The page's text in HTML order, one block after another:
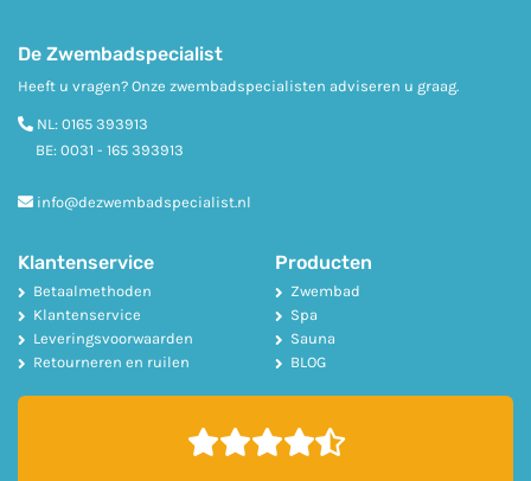
De Zwembadspecialist
Heeft u vragen? Onze zwembadspecialisten adviseren u graag.
NL: 0165 393913
BE: 0031 - 165 393913
info@dezwembadspecialist.nl
Klantenservice
Betaalmethoden
Klantenservice
Leveringsvoorwaarden
Retourneren en ruilen
Producten
Zwembad
Spa
Sauna
BLOG